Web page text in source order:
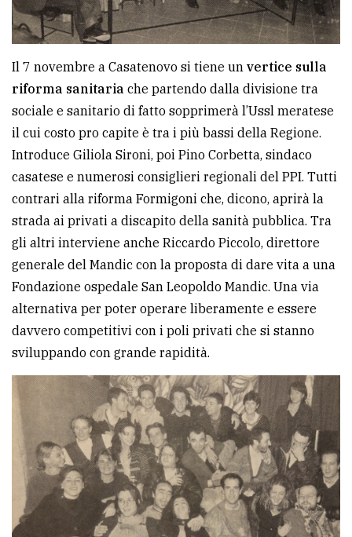
Il 7 novembre a Casatenovo si tiene un vertice sulla
riforma sanitaria che partendo dalla divisione tra
sociale e sanitario di fatto sopprimerà l’Ussl meratese
il cui costo pro capite è tra i più bassi della Regione.
Introduce Giliola Sironi, poi Pino Corbetta, sindaco
casatese e numerosi consiglieri regionali del PPI. Tutti
contrari alla riforma Formigoni che, dicono, aprirà la
strada ai privati a discapito della sanità pubblica. Tra
gli altri interviene anche Riccardo Piccolo, direttore
generale del Mandic con la proposta di dare vita a una
Fondazione ospedale San Leopoldo Mandic. Una via
alternativa per poter operare liberamente e essere
davvero competitivi con i poli privati che si stanno
sviluppando con grande rapidità.